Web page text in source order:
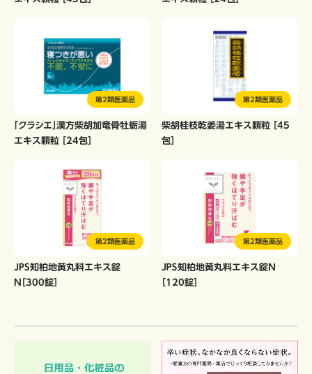
第2類医薬品
「クラシエ」漢方柴胡加竜骨牡蛎湯
エキス顆粒 ［24包］
第2類医薬品
柴胡桂枝乾姜湯エキス顆粒 ［45
包］
第2類医薬品
JPS知柏地黄丸料エキス錠
N［300錠］
第2類医薬品
ＪＰＳ知柏地黄丸料エキス錠Ｎ
［120錠］